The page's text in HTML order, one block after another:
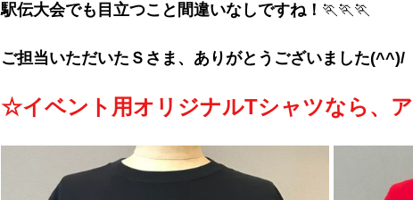
駅伝大会でも目立つこと間違いなしですね！ 🏃🏃🏃
ご担当いただいたＳさま、 ありがとうございました(^^)/
☆イベント用オリジナルTシャツなら、